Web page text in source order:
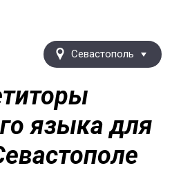
языка для
Севастополь